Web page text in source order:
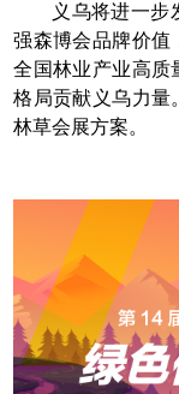
义乌将进一步
强森博会品牌价值
全国林业产业高质
格局贡献义乌力量
林草会展方案。